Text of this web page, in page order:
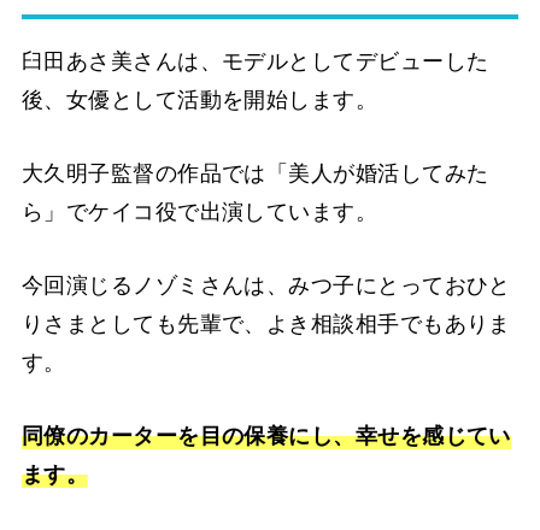
臼田あさ美さんは、モデルとしてデビューした
後、女優として活動を開始します。
大久明子監督の作品では「美人が婚活してみた
ら」でケイコ役で出演しています。
今回演じるノゾミさんは、みつ子にとっておひと
りさまとしても先輩で、よき相談相手でもありま
す。
同僚のカーターを目の保養にし、幸せを感じてい
ます。